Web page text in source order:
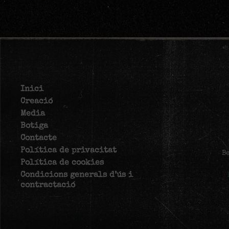
Inici
Creació
Media
Botiga
Contacte
Política de privacitat
Política de cookies
Condicions generals d’ús i
contractació